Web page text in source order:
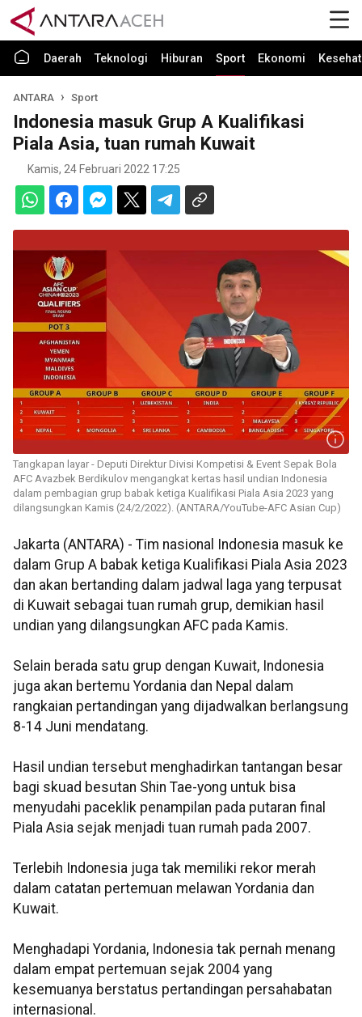
Daerah Teknologi Hiburan Sport Ekonomi
ANTARA Sport
Indonesia masuk Grup A Kualifikasi
Piala Asia, tuan rumah Kuwait
Kamis, 24 Februari 2022 17:25
Tangkapan layar - Deputi Direktur Divisi Kompetisi & Event Sepak Bola
AFC Avazbek Berdikulov mengangkat kertas hasil undian Indonesia
dalam pembagian grup babak ketiga Kualifikasi Piala Asia 2023 yang
dilangsungkan Kamis (24/2/2022). (ANTARA/YouTube-AFC Asian Cup)
Jakarta (ANTARA) - Tim nasional Indonesia masuk ke
dalam Grup A babak ketiga Kualifikasi Piala Asia 2023
dan akan bertanding dalam jadwal laga yang terpusat
di Kuwait sebagai tuan rumah grup, demikian hasil
undian yang dilangsungkan AFC pada Kamis.
Selain berada satu grup dengan Kuwait, Indonesia
juga akan bertemu Yordania dan Nepal dalam
rangkaian pertandingan yang dijadwalkan berlangsung
8-14 Juni mendatang.
Hasil undian tersebut menghadirkan tantangan besar
bagi skuad besutan Shin Tae-yong untuk bisa
menyudahi paceklik penampilan pada putaran final
Piala Asia sejak menjadi tuan rumah pada 2007.
Terlebih Indonesia juga tak memiliki rekor merah
dalam catatan pertemuan melawan Yordania dan
Kuwait.
Menghadapi Yordania, Indonesia tak pernah menang
dalam empat pertemuan sejak 2004 yang
kesemuanya berstatus pertandingan persahabatan
internasional.